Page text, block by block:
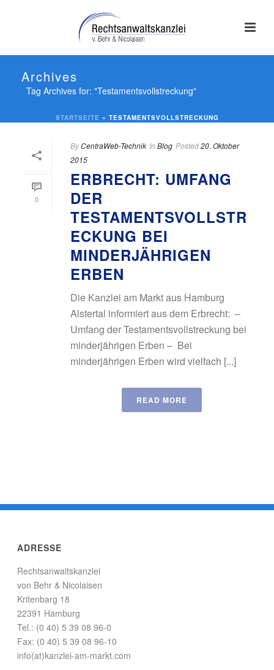
Archives
Tag Archives for: "Testamentsvollstreckung"
STARTSEITE » TESTAMENTSVOLLSTRECKUNG
0
ByCentraWeb-Technik In Blog Posted20. Oktober
2015
ERBRECHT: UMFANG
DER
TESTAMENTSVOLLSTR
ECKUNG BEI
MINDERJÄHRIGEN
ERBEN
Die Kanzlei am Markt aus Hamburg
Alstertal informiert aus dem Erbrecht: –
Umfang der Testamentsvollstreckung bei
minderjährigen Erben – Bei
minderjährigen Erben wird vielfach [...]
READ MORE
ADRESSE
Rechtsanwaltskanzlei
von Behr & Nicolaisen
Kritenbarg 18
22391 Hamburg
Tel.: (0 40) 5 39 08 96-0
Fax: (0 40) 5 39 08 96-10
info(at)kanzlei-am-markt.com